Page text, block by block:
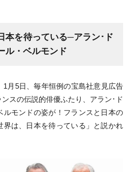
本を待っている─アラン･ド
ル・ベルモンド
1月5日、毎年恒例の宝島社意見広告
スの伝説的俳優ふたり、アラン･ド
ルモンドの姿が！フランスと日本の
界は、日本を待っている」と説かれ